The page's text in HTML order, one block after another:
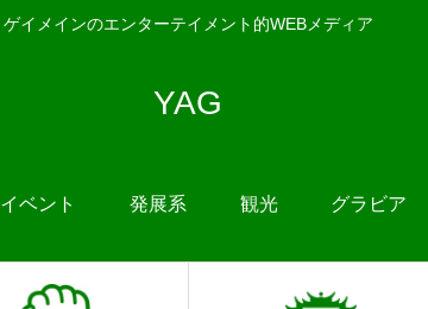
ゲイメインのエンターテイメント的WEBメディア
YAG
イベント 発展系 観光 グラビア